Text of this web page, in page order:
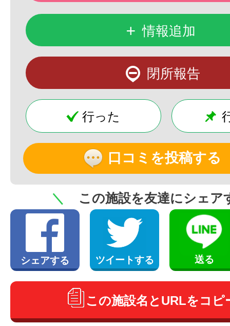
+ 情報追加
閉所報告
行った
口コミを投稿する
＼ この施設を友達にシェア
シェアする ツイートする 送る
この施設名とURLをコピ